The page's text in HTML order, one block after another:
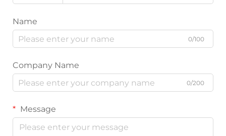
Name
0/100
Company Name
0/200
Message